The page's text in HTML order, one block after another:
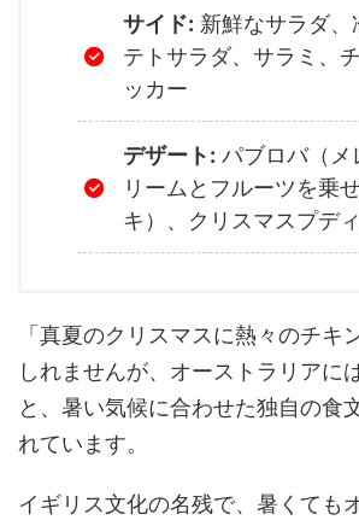
サイド: 新鮮なサラダ、
テトサラダ、サラミ、
ッカー
デザート: パブロバ（メ
リームとフルーツを乗
キ）、クリスマスプデ
「真夏のクリスマスに熱々のチキ
しれませんが、オーストラリアに
と、暑い気候に合わせた独自の食
れています。
イギリス文化の名残で、暑くても